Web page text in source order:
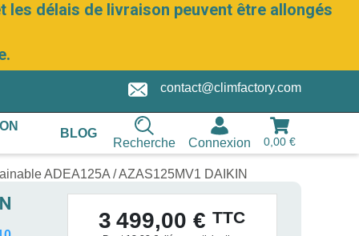
les délais de livraison peuvent être allongés
contact@climfactory.com
BLOG
Recherche Connexion 0,00 €
ADEA125A / AZAS125MV1 DAIKIN
3 499,00 €TTC